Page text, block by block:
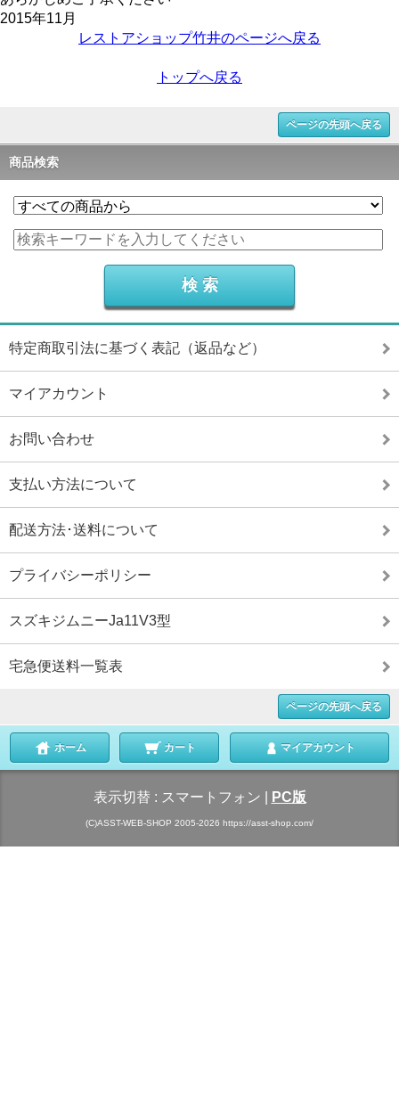
2015年11月
レストアショップ竹井のページへ戻る
トップへ戻る
ページの先頭へ戻る
商品検索
特定商取引法に基づく表記（返品など）
マイアカウント
お問い合わせ
支払い方法について
配送方法･送料について
プライバシーポリシー
スズキジムニーJa11V3型
宅急便送料一覧表
ページの先頭へ戻る
ホーム カート マイアカウント
表示切替 : スマートフォン PC版
(C)ASST-WEB-SHOP 2005-2026 https://asst-shop.com/